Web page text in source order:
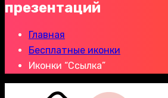
презентаций
Главная
Бесплатные иконки
Иконки “Ссылка”